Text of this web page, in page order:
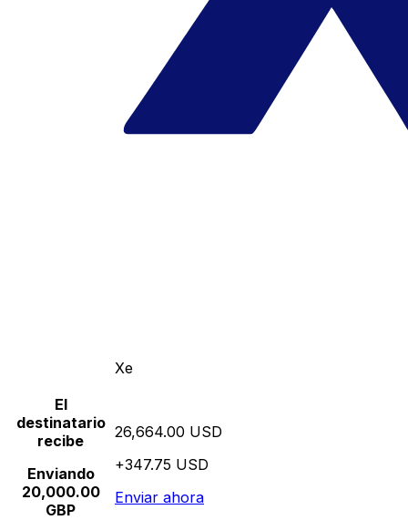
Xe
El
destinatario
recibe
Enviando
20,000.00
GBP
26,664.00 USD
+347.75 USD
Enviar ahora